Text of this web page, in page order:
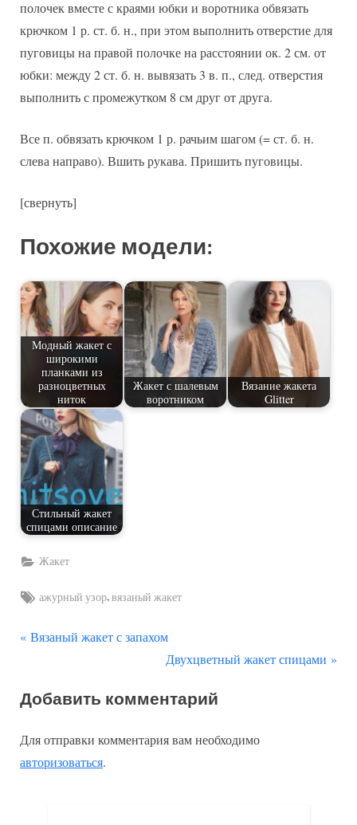
полочек вместе с краями юбки и воротника обвязать
крючком 1 р. ст. б. н., при этом выполнить отверстие для
пуговицы на правой полочке на расстоянии ок. 2 см. от
юбки: между 2 ст. б. н. вывязать 3 в. п., след. отверстия
выполнить с промежутком 8 см друг от друга.
Все п. обвязать крючком 1 р. рачьим шагом (= ст. б. н.
слева направо). Вшить рукава. Пришить пуговицы.
[свернуть]
Похожие модели:
Модный жакет с
широкими
планками из
разноцветных
ниток
Жакет с шалевым
воротником
Вязание жакета
Glitter
Стильный жакет
спицами описание
Жакет
Tags:
ажурный узор,вязаный жакет
Навигация
записям
П
д
д
у
Вязаный жакет с запахом
С
е
у
Двухцветный жакет спицами
Добавить комментарий
Для отправки комментария вам необходимо
авторизоваться.